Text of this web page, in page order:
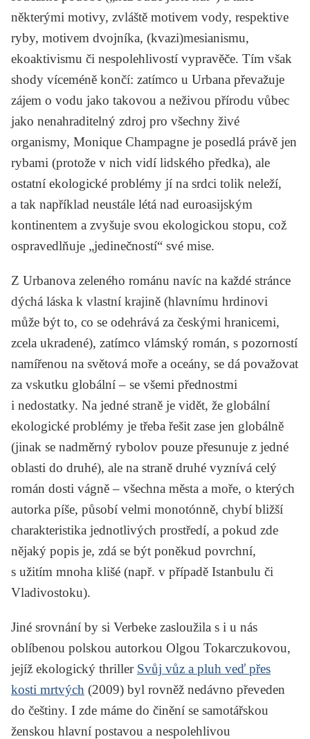
některými motivy, zvláště motivem vody, respektive
ryby, motivem dvojníka, (kvazi)mesianismu,
ekoaktivismu či nespolehlivostí vypravěče. Tím však
shody víceméně končí: zatímco u Urbana převažuje
zájem o vodu jako takovou a neživou přírodu vůbec
jako nenahraditelný zdroj pro všechny živé
organismy, Monique Champagne je posedlá právě jen
rybami (protože v nich vidí lidského předka), ale
ostatní ekologické problémy jí na srdci tolik neleží,
a tak například neustále létá nad euroasijským
kontinentem a zvyšuje svou ekologickou stopu, což
ospravedlňuje „jedinečností“ své mise.
Z Urbanova zeleného románu navíc na každé stránce
dýchá láska k vlastní krajině (hlavnímu hrdinovi
může být to, co se odehrává za českými hranicemi,
zcela ukradené), zatímco vlámský román, s pozorností
namířenou na světová moře a oceány, se dá považovat
za vskutku globální – se všemi přednostmi
i nedostatky. Na jedné straně je vidět, že globální
ekologické problémy je třeba řešit zase jen globálně
(jinak se nadměrný rybolov pouze přesunuje z jedné
oblasti do druhé), ale na straně druhé vyznívá celý
román dosti vágně – všechna města a moře, o kterých
autorka píše, působí velmi monotónně, chybí bližší
charakteristika jednotlivých prostředí, a pokud zde
nějaký popis je, zdá se být poněkud povrchní,
s užitím mnoha klišé (např. v případě Istanbulu či
Vladivostoku).
Jiné srovnání by si Verbeke zasloužila s i u nás
oblíbenou polskou autorkou Olgou Tokarczukovou,
jejíž ekologický thriller Svůj vůz a pluh veď přes
kosti mrtvých (2009) byl rovněž nedávno převeden
do češtiny. I zde máme do činění se samotářskou
ženskou hlavní postavou a nespolehlivou